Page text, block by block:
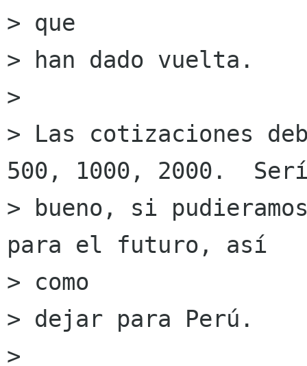
> que
> han dado vuelta.
>
> Las cotizaciones
500, 1000, 2000.
> bueno, si
para el futuro, así
> como
> dejar para Perú.
>